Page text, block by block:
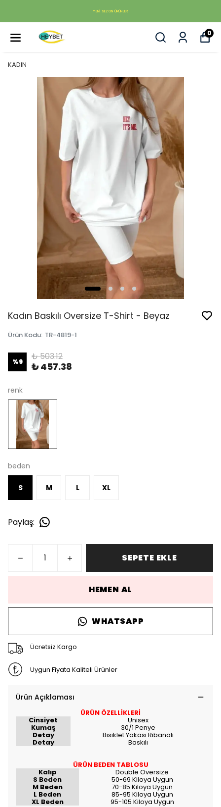
YENI SEZON ÜRÜNLER
0
KADIN
Kadın Baskılı Oversize T-Shirt - Beyaz
Ürün Kodu: TR-4819-1
%9 ₺ 503.12
₺ 457.38
renk
beden
S M L XL
Paylaş:
SEPETE EKLE
HEMEN AL
WHATSAPP
Ücretsiz Kargo
Uygun Fiyata Kaliteli Ürünler
Ürün Açıklaması
ÜRÜN ÖZELLİKLERİ
Cinsiyet Unisex
Kumaş 30/1 Penye
Detay Bisiklet Yakası Ribanalı
Detay Baskılı
ÜRÜN BEDEN TABLOSU
Kalıp Double Oversize
S Beden 50-69 Kiloya Uygun
M Beden 70-85 Kiloya Uygun
L Beden 85-95 Kiloya Uygun
XL Beden 95-105 Kiloya Uygun